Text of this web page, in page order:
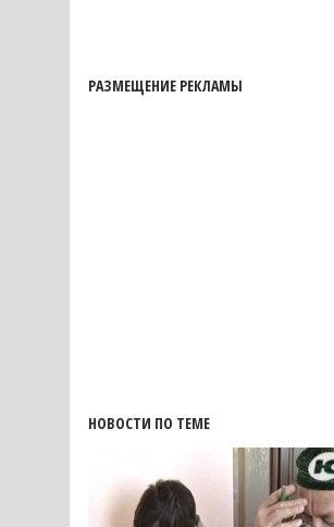
РАЗМЕЩЕНИЕ РЕКЛАМЫ
НОВОСТИ ПО ТЕМЕ